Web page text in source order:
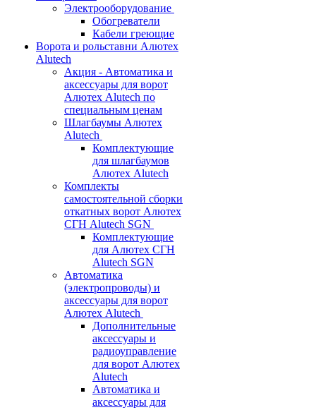
Электрооборудование
Обогреватели
Кабели греющие
Ворота и рольставни Алютех
Alutech
Акция - Автоматика и
аксессуары для ворот
Алютех Alutech по
специальным ценам
Шлагбаумы Алютех
Alutech
Комплектующие
для шлагбаумов
Алютех Alutech
Комплекты
самостоятельной сборки
откатных ворот Алютех
СГН Alutech SGN
Комплектующие
для Алютех СГН
Alutech SGN
Автоматика
(электропроводы) и
аксессуары для ворот
Алютех Alutech
Дополнительные
аксессуары и
радиоуправление
для ворот Алютех
Alutech
Автоматика и
аксессуары для